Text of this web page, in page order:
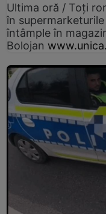
Ultima oră / Toți
în
întâmple în
Bolojan